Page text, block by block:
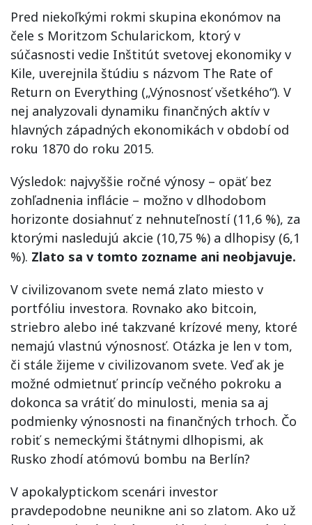
Pred niekoľkými rokmi skupina ekonómov na
čele s Moritzom Schularickom, ktorý v
súčasnosti vedie Inštitút svetovej ekonomiky v
Kile, uverejnila štúdiu s názvom The Rate of
Return on Everything („Výnosnosť všetkého“). V
nej analyzovali dynamiku finančných aktív v
hlavných západných ekonomikách v období od
roku 1870 do roku 2015.
Výsledok: najvyššie ročné výnosy – opäť bez
zohľadnenia inflácie – možno v dlhodobom
horizonte dosiahnuť z nehnuteľností (11,6 %), za
ktorými nasledujú akcie (10,75 %) a dlhopisy (6,1
%). Zlato sa v tomto zozname ani neobjavuje.
V civilizovanom svete nemá zlato miesto v
portfóliu investora. Rovnako ako bitcoin,
striebro alebo iné takzvané krízové meny, ktoré
nemajú vlastnú výnosnosť. Otázka je len v tom,
či stále žijeme v civilizovanom svete. Veď ak je
možné odmietnuť princíp večného pokroku a
dokonca sa vrátiť do minulosti, menia sa aj
podmienky výnosnosti na finančných trhoch. Čo
robiť s nemeckými štátnymi dlhopismi, ak
Rusko zhodí atómovú bombu na Berlín?
V apokalyptickom scenári investor
pravdepodobne neunikne ani so zlatom. Ako už